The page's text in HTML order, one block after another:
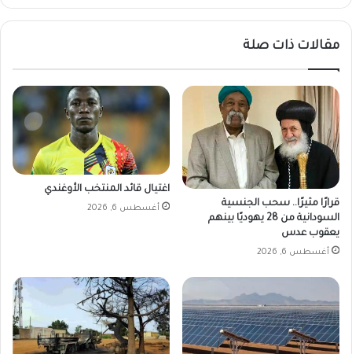
ا
م
ق
ا
ب
ل
ا
ل
ج
ن
ي
م
ص
ر
مقالات ذات صلة
قرارًا مثيرًا.. سحب الجنسية
السودانية من 28 يهوديًا بينهم
يعقوب عدس
أغسطس 6, 2026
اغتيال قائد المنتخب الأوغندي
أغسطس 6, 2026